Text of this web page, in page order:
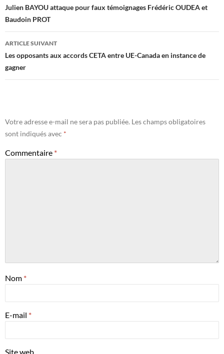
des
articles
Julien BAYOU attaque pour faux témoignages Frédéric OUDEA et
Baudoin PROT
ARTICLE SUIVANT
Les opposants aux accords CETA entre UE-Canada en instance de
gagner
Votre adresse e-mail ne sera pas publiée. Les champs obligatoires
sont indiqués avec *
Commentaire *
Nom *
E-mail *
Site web